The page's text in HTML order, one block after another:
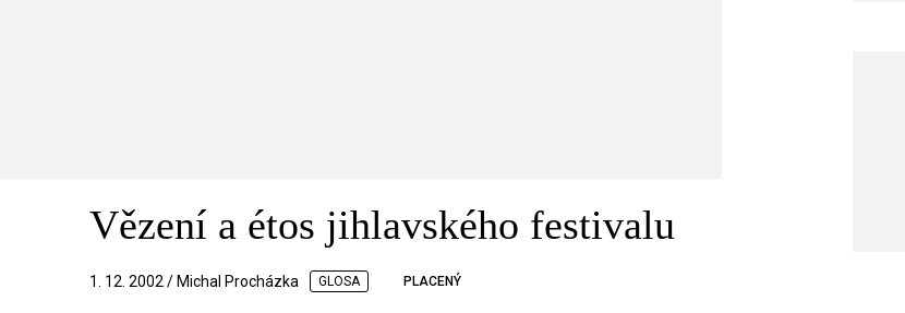
Vězení a étos jihlavského festivalu
1. 12. 2002 / Michal Procházka GLOSA PLACENÝ